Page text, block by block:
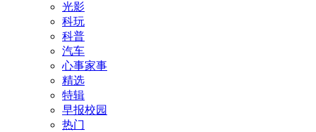
光影
科玩
科普
汽车
心事家事
精选
特辑
早报校园
热门